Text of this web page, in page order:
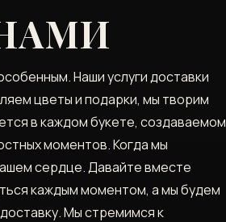
Наши услуги доставки
цветы и подарки, мы творим
в каждом букете, создаваемом
моментов. Когда мы
сердце. Давайте вместе
каждым моментом, а мы будем
Мы стремимся к